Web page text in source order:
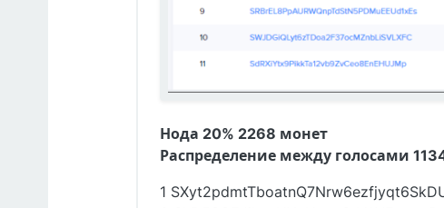
Нода 20% 2268 монет
Распределение между голосами
1